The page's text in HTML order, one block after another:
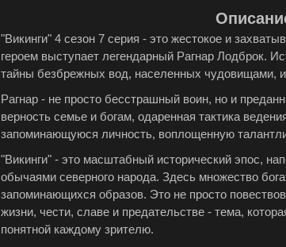
"Викинги" 4 сезон 7 серия - это жестокое и
героем выступает легендарный Рагнар Лодброк.
тайны безбрежных вод, населенных чудовищами,
Рагнар - не просто бесстрашный воин, но и
верность семье и богам, одаренная тактика
запоминающуюся личность, воплощенную
"Викинги" - это масштабный исторический эпос,
обычаями северного народа. Здесь множество
запоминающихся образов. Это не просто
жизни, чести, славе и предательстве - тема,
понятной каждому зрителю.